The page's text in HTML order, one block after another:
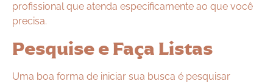
profissional que atenda especificamente ao que você
precisa.
Pesquise e Faça Listas
Uma boa forma de iniciar sua busca é pesquisar